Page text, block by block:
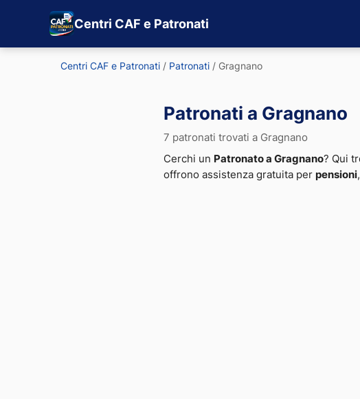
Centri CAF e Patronati
Centri CAF e Patronati / Patronati / Gragnano
Patronati a Gragnano
7 patronati trovati a Gragnano
Cerchi un Patronato a Gragnano? Qui
offrono assistenza gratuita per pensioni,